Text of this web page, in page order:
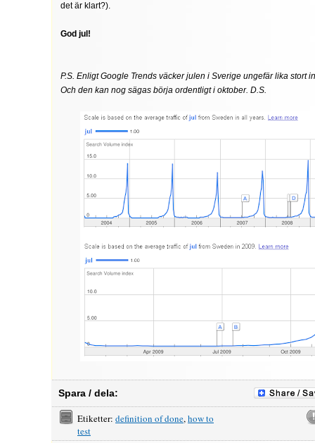
det är klart?).
God jul!
P.S. Enligt Google Trends väcker julen i Sverige ungefär lika stort
Och den kan nog sägas börja ordentligt i oktober. D.S.
Spara / dela:
Etiketter: definition of done,how to
test